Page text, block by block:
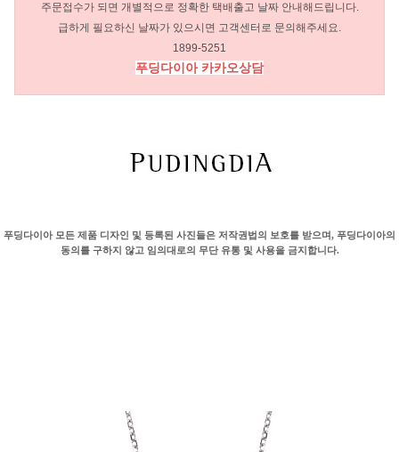
주문접수가 되면 개별적으로 정확한 택배출고 날짜 안내해드립니다.
급하게 필요하신 날짜가 있으시면 고객센터로 문의해주세요.
1899-5251
푸딩다이아 카카오상담
푸딩다이아 모든 제품 디자인 및 등록된 사진들은 저작권법의 보호를 받으며, 푸딩다이아의
동의를 구하지 않고 임의대로의 무단 유통 및 사용을 금지합니다.